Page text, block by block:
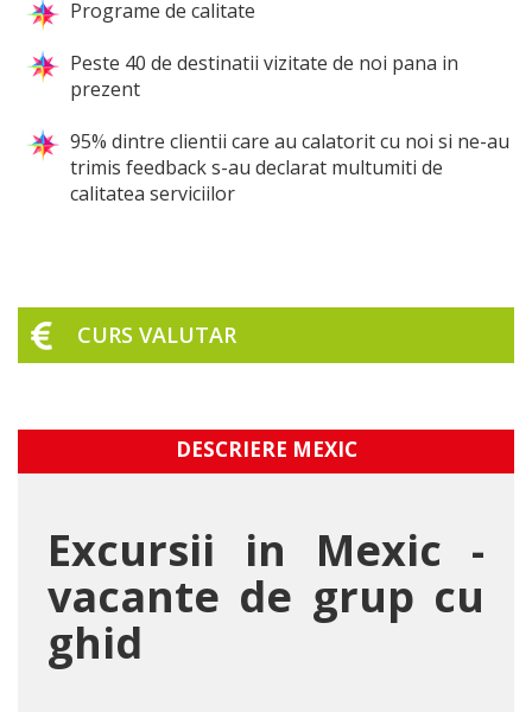
Programe de calitate
Peste 40 de destinatii vizitate de noi pana in
prezent
95% dintre clientii care au calatorit cu noi si ne-au
trimis feedback s-au declarat multumiti de
calitatea serviciilor
CURS VALUTAR
DESCRIERE MEXIC
Excursii in Mexic -
vacante de grup cu
ghid